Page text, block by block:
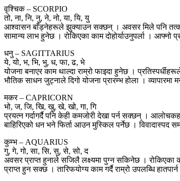
वृश्चिक – SCORPIO
तो, ना, नि, नु, ने, नो, या, यि, यु
आश्वासन बाँड्नेहरूले झुक्याउन सक्छन् । अवसर मिले पनि
सामान्य लाभ हुनेछ । रोकिएका काम दोहोर्याउनुपर्ला ।
धनु – SAGITTARIUS
ये, यो, भ, भि, भु, ध, फा, ढ, भे
योजना बनाएर काम थाल्दा राम्रो फाइदा हुनेछ ।
भौतिक साधन जुट्नाले दिगो योजना प्रारम्भ होला ।
मकर – CAPRICORN
भो, ज, जि, खि, खु, खे, खो, गा, गि
प्रयत्न गर्दागर्दै पनि केही कमजोरी देखा पर्न सक्छन् ।
बाहिरिएको धन भने फिर्ता आउन मुस्किल पर्नेछ । विवादास्पद
कुम्भ – AQUARIUS
गु, गे, गो, सा, सि, सु, से, सो, द
अवसर प्राप्त हुनाले सजिलै लक्ष्यमा पुग्न सकिनेछ ।
प्राप्त हुन सक्छ । तारिफयोग्य काम गर्दै राम्रो उपलब्धि